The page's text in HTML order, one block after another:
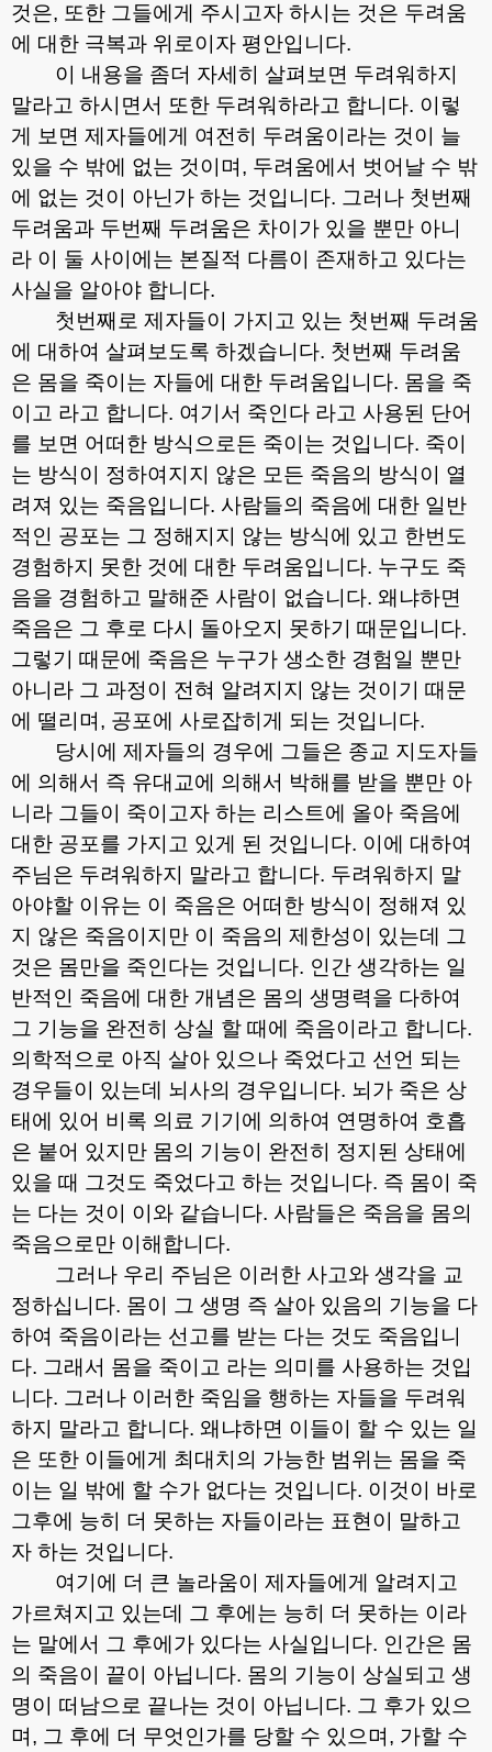
것은, 또한 그들에게 주시고자 하시는 것은 두려움
에 대한 극복과 위로이자 평안입니다.
이 내용을 좀더 자세히 살펴보면 두려워하지
말라고 하시면서 또한 두려워하라고 합니다. 이렇
게 보면 제자들에게 여전히 두려움이라는 것이 늘
있을 수 밖에 없는 것이며 , 두려움에서 벗어날 수 밖
에 없는 것이 아닌가 하는 것입니다. 그러나 첫번째
두려움과 두번째 두려움은 차이가 있을 뿐만 아니
라 이 둘 사이에는 본질적 다름이 존재하고 있다는
사실을 알아야 합니다.
첫번째로 제자들이 가지고 있는 첫번째 두려움
에 대하여 살펴보도록 하겠습니다. 첫번째 두려움
은 몸을 죽이는 자들에 대한 두려움입니다. 몸을 죽
이고 라고 합니다. 여기서 죽인다 라고 사용된 단어
를 보면 어떠한 방식으로든 죽이는 것입니다. 죽이
는 방식이 정하여지지 않은 모든 죽음의 방식이 열
려져 있는 죽음입니다. 사람들의 죽음에 대한 일반
적인 공포는 그 정해지지 않는 방식에 있고 한번도
경험하지 못한 것에 대한 두려움입니다. 누구도 죽
음을 경험하고 말해준 사람이 없습니다. 왜냐하면
죽음은 그 후로 다시 돌아오지 못하기 때문입니다.
그렇기 때문에 죽음은 누구가 생소한 경험일 뿐만
아니라 그 과정이 전혀 알려지지 않는 것이기 때문
에 떨리며 , 공포에 사로잡히게 되는 것입니다.
당시에 제자들의 경우에 그들은 종교 지도자들
에 의해서 즉 유대교에 의해서 박해를 받을 뿐만 아
니라 그들이 죽이고자 하는 리스트에 올아 죽음에
대한 공포를 가지고 있게 된 것입니다. 이에 대하여
주님은 두려워하지 말라고 합니다. 두려워하지 말
아야할 이유는 이 죽음은 어떠한 방식이 정해져 있
지 않은 죽음이지만 이 죽음의 제한성이 있는데 그
것은 몸만을 죽인다는 것입니다. 인간 생각하는 일
반적인 죽음에 대한 개념은 몸의 생명력을 다하여
그 기능을 완전히 상실 할 때에 죽음이라고 합니다.
의학적으로 아직 살아 있으나 죽었다고 선언 되는
경우들이 있는데 뇌사의 경우입니다. 뇌가 죽은 상
태에 있어 비록 의료 기기에 의하여 연명하여 호흡
은 붙어 있지만 몸의 기능이 완전히 정지된 상태에
있을 때 그것도 죽었다고 하는 것입니다. 즉 몸이 죽
는 다는 것이 이와 같습니다. 사람들은 죽음을 몸의
죽음으로만 이해합니다.
그러나 우리 주님은 이러한 사고와 생각을 교
정하십니다. 몸이 그 생명 즉 살아 있음의 기능을 다
하여 죽음이라는 선고를 받는 다는 것도 죽음입니
다. 그래서 몸을 죽이고 라는 의미를 사용하는 것입
니다. 그러나 이러한 죽임을 행하는 자들을 두려워
하지 말라고 합니다. 왜냐하면 이들이 할 수 있는 일
은 또한 이들에게 최대치의 가능한 범위는 몸을 죽
이는 일 밖에 할 수가 없다는 것입니다. 이것이 바로
그후에 능히 더 못하는 자들이라는 표현이 말하고
자 하는 것입니다.
여기에 더 큰 놀라움이 제자들에게 알려지고
가르쳐지고 있는데 그 후에는 능히 더 못하는 이라
는 말에서 그 후에가 있다는 사실입니다. 인간은 몸
의 죽음이 끝이 아닙니다. 몸의 기능이 상실되고 생
명이 떠남으로 끝나는 것이 아닙니다. 그 후가 있으
며 , 그 후에 더 무엇인가를 당할 수 있으며 , 가할 수